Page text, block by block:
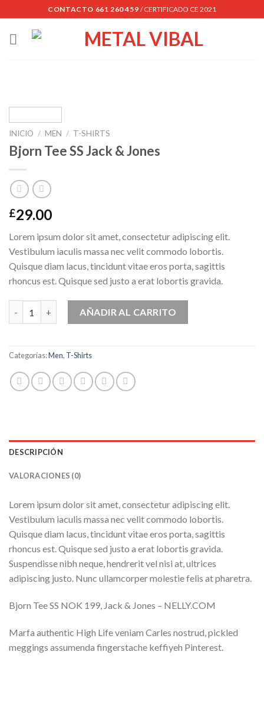
to
content
CONTACTO 661 260 459 / CERTIFICADO CE 2021
INICIO / MEN / T-SHIRTS
Bjorn Tee SS Jack & Jones
£29.00
Lorem ipsum dolor sit amet, consectetur adipiscing elit.
Vestibulum iaculis massa nec velit commodo lobortis.
Quisque diam lacus, tincidunt vitae eros porta, sagittis
rhoncus est. Quisque sed justo a erat lobortis gravida.
Bjorn Tee SS Jack & Jones cantidad
AÑADIR AL CARRITO
Categorías:Men, T-Shirts
DESCRIPCIÓN
VALORACIONES (0)
Lorem ipsum dolor sit amet, consectetur adipiscing elit.
Vestibulum iaculis massa nec velit commodo lobortis.
Quisque diam lacus, tincidunt vitae eros porta, sagittis
rhoncus est. Quisque sed justo a erat lobortis gravida.
Suspendisse nibh neque, hendrerit vel nisi at, ultrices
adipiscing justo. Nunc ullamcorper molestie felis at pharetra.
Bjorn Tee SS NOK 199, Jack & Jones – NELLY.COM
Marfa authentic High Life veniam Carles nostrud, pickled
meggings assumenda fingerstache keffiyeh Pinterest.